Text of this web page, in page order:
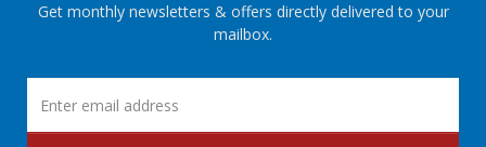
Get monthly newsletters & offers directly delivered to your
mailbox.